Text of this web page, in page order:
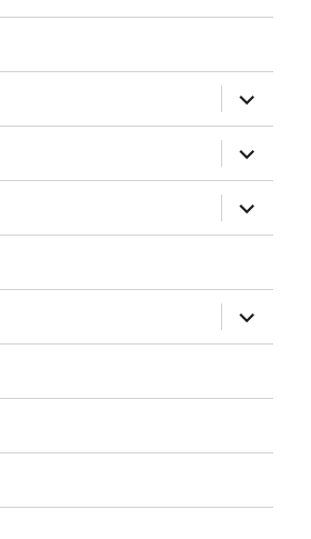
ouvrir
le
sous-
menu
ouvrir
le
sous-
menu
ouvrir
le
sous-
ouvrir
le
sous-